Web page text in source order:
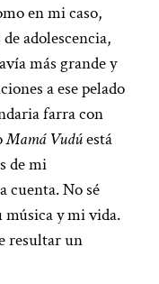
en mi caso,
adolescencia,
más grande y
a ese pelado
farra con
Mamá Vudúestá
de mi
cuenta. No sé
música y mi vida.
resultar un